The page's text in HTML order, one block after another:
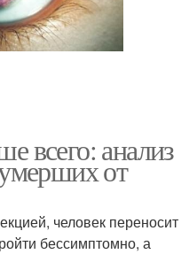
всего: анализ
умерших от
человек переносит
бессимптомно, а